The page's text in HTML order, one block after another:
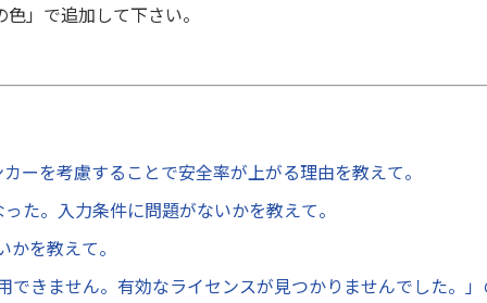
」で追加して下さい。
ーを考慮することで安全率が上がる理由を教えて。
た。入力条件に問題がないかを教えて。
を教えて。
きません。有効なライセンスが見つかりませんでした。